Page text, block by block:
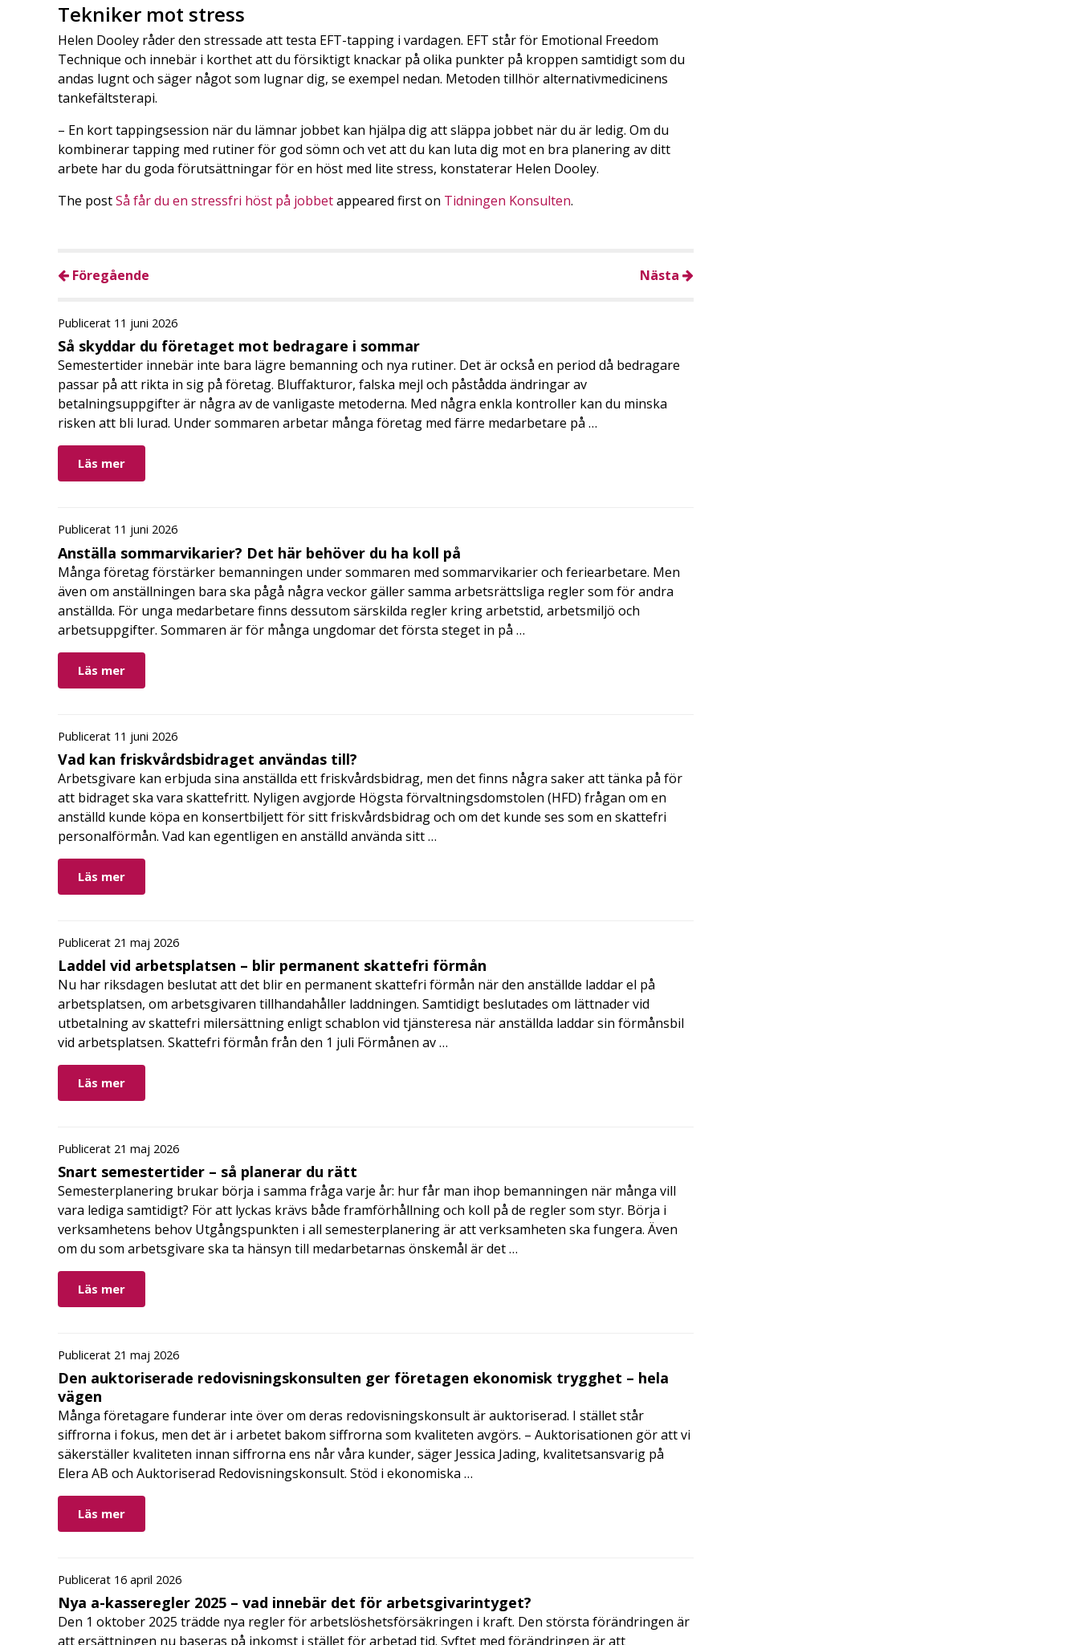
Tekniker mot stress
Helen Dooley råder den stressade att testa EFT-tapping i vardagen. EFT står för Emotional Freedom
Technique och innebär i korthet att du försiktigt knackar på olika punkter på kroppen samtidigt som du
andas lugnt och säger något som lugnar dig, se exempel nedan. Metoden tillhör alternativmedicinens
tankefältsterapi.
– En kort tappingsession när du lämnar jobbet kan hjälpa dig att släppa jobbet när du är ledig. Om du
kombinerar tapping med rutiner för god sömn och vet att du kan luta dig mot en bra planering av ditt
arbete har du goda förutsättningar för en höst med lite stress, konstaterar Helen Dooley.
The postSå får du en stressfri höst på jobbetappeared first on Tidningen Konsulten.
Föregående Nästa
Publicerat 11 juni 2026
Så skyddar du företaget mot bedragare i sommar
Semestertider innebär inte bara lägre bemanning och nya rutiner. Det är också en period då bedragare
passar på att rikta in sig på företag. Bluffakturor, falska mejl och påstådda ändringar av
betalningsuppgifter är några av de vanligaste metoderna. Med några enkla kontroller kan du minska
risken att bli lurad. Under sommaren arbetar många företag med färre medarbetare på …
Läs mer
Publicerat 11 juni 2026
Anställa sommarvikarier? Det här behöver du ha koll på
Många företag förstärker bemanningen under sommaren med sommarvikarier och feriearbetare. Men
även om anställningen bara ska pågå några veckor gäller samma arbetsrättsliga regler som för andra
anställda. För unga medarbetare finns dessutom särskilda regler kring arbetstid, arbetsmiljö och
arbetsuppgifter. Sommaren är för många ungdomar det första steget in på …
Läs mer
Publicerat 11 juni 2026
Vad kan friskvårdsbidraget användas till?
Arbetsgivare kan erbjuda sina anställda ett friskvårdsbidrag, men det finns några saker att tänka på för
att bidraget ska vara skattefritt. Nyligen avgjorde Högsta förvaltningsdomstolen (HFD) frågan om en
anställd kunde köpa en konsertbiljett för sitt friskvårdsbidrag och om det kunde ses som en skattefri
personalförmån. Vad kan egentligen en anställd använda sitt …
Läs mer
Publicerat 21 maj 2026
Laddel vid arbetsplatsen – blir permanent skattefri förmån
Nu har riksdagen beslutat att det blir en permanent skattefri förmån när den anställde laddar el på
arbetsplatsen, om arbetsgivaren tillhandahåller laddningen. Samtidigt beslutades om lättnader vid
utbetalning av skattefri milersättning enligt schablon vid tjänsteresa när anställda laddar sin förmånsbil
vid arbetsplatsen. Skattefri förmån från den 1 juli Förmånen av …
Läs mer
Publicerat 21 maj 2026
Snart semestertider – så planerar du rätt
Semesterplanering brukar börja i samma fråga varje år: hur får man ihop bemanningen när många vill
vara lediga samtidigt? För att lyckas krävs både framförhållning och koll på de regler som styr. Börja i
verksamhetens behov Utgångspunkten i all semesterplanering är att verksamheten ska fungera. Även
om du som arbetsgivare ska ta hänsyn till medarbetarnas önskemål är det …
Läs mer
Publicerat 21 maj 2026
Den auktoriserade redovisningskonsulten ger företagen ekonomisk trygghet – hela
vägen
Många företagare funderar inte över om deras redovisningskonsult är auktoriserad. I stället står
siffrorna i fokus, men det är i arbetet bakom siffrorna som kvaliteten avgörs. – Auktorisationen gör att vi
säkerställer kvaliteten innan siffrorna ens når våra kunder, säger Jessica Jading, kvalitetsansvarig på
Elera AB och Auktoriserad Redovisningskonsult. Stöd i ekonomiska …
Läs mer
Publicerat 16 april 2026
Nya a-kasseregler 2025 – vad innebär det för arbetsgivarintyget?
Den 1 oktober 2025 trädde nya regler för arbetslöshetsförsäkringen i kraft. Den största förändringen är
att ersättningen nu baseras på inkomst i stället för arbetad tid. Syftet med förändringen är att